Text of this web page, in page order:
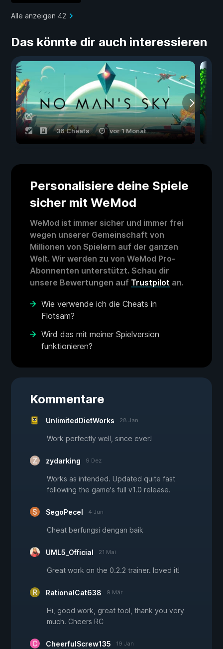
Alle anzeigen 42
Das könnte dir auch interessieren
36 Cheats vor 1 Monat
Personalisiere deine Spiele
sicher mit WeMod
WeMod ist immer sicher und immer frei
wegen unserer Gemeinschaft von
Millionen von Spielern auf der ganzen
Welt. Wir werden zu von WeMod Pro-
Abonnenten unterstützt. Schau dir
unsere Bewertungen auf Trustpilot an.
Wie verwende ich die Cheats in
Flotsam?
Wird das mit meiner Spielversion
funktionieren?
Kommentare
UnlimitedDietWorks 28 Jan
Work perfectly well, since ever!
zydarking 9 Dez
Works as intended. Updated quite fast
following the game's full v1.0 release.
SegoPecel 4 Jun
Cheat berfungsi dengan baik
UML5_Official 21 Mai
Great work on the 0.2.2 trainer. loved it!
RationalCat638 9 Mär
Hi, good work, great tool, thank you very
much. Cheers RC
CheerfulScrew135 19 Jan